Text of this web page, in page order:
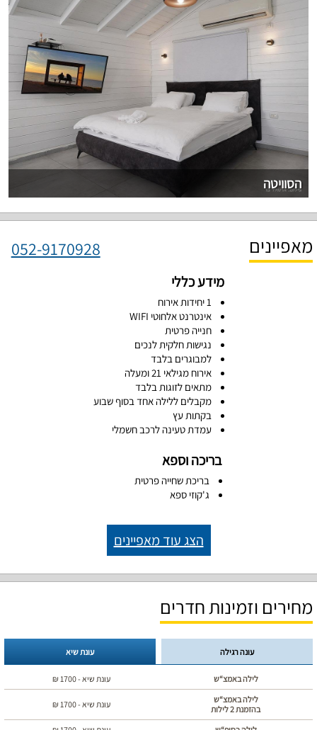
הסוויטה
מאפיינים 052-9170928
מידע כללי
1 יחידות אירוח
אינטרנט אלחוטי WIFI
חנייה פרטית
נגישות חלקית לנכים
למבוגרים בלבד
אירוח מגילאי 21 ומעלה
מתאים לזוגות בלבד
מקבלים ללילה אחד בסוף שבוע
בקתות עץ
עמדת טעינה לרכב חשמלי
בריכה וספא
בריכת שחייה פרטית
ג'קוזי ספא
הצג עוד מאפיינים
מחירים וזמינות חדרים
עונת שיא עונה רגילה
לילה באמצ“ש עונת שיא -1700
₪
לילה באמצ“ש
בהזמנת 2 לילות
עונת שיא -1700
₪